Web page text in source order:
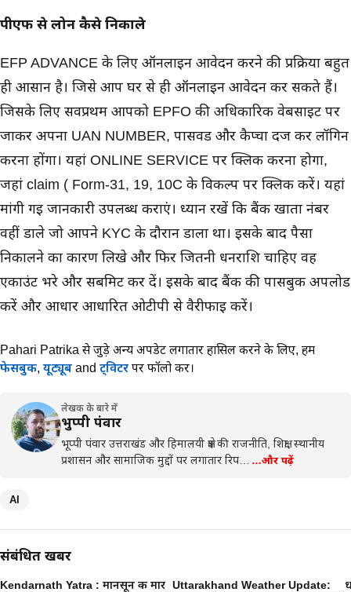
पीएफ से लोन कैसे निकाले
EFP ADVANCE के लिए ऑनलाइन आवेदन करने की प्रक्रिया बहुत
ही आसान है। जिसे आप घर से ही ऑनलाइन आवेदन कर सकते हैं।
जिसके लिए सर्वप्रथम आपको EPFO की अधिकारिक वेबसाइट पर
जाकर अपना UAN NUMBER, पासवर्ड और कैप्चा दर्ज कर लॉगिन
करना होंगा। यहां ONLINE SERVICE पर क्लिक करना होगा,
जहां claim ( Form-31, 19, 10C के विकल्प पर क्लिक करें। यहां
मांगी गई जानकारी उपलब्ध कराएं। ध्यान रखें कि बैंक खाता नंबर
वहीं डाले जो आपने KYC के दौरान डाला था। इसके बाद पैसा
निकालने का कारण लिखे और फिर जितनी धनराशि चाहिए वह
एकाउंट भरे और सबमिट कर दें। इसके बाद बैंक की पासबुक अपलोड
करें और आधार आधारित ओटीपी से वैरीफाई करें।
Pahari Patrika से जुड़े अन्य अपडेट लगातार हासिल करने के लिए, हमें
फेसबुक, यूट्यूब and ट्विटर पर फॉलो करें।
लेखक के बारे में
भुप्पी पंवार
भूप्पी पंवार उत्तराखंड और हिमालयी क्षेत्र की राजनीति, शिक्षा, स्थानीय
प्रशासन और सामाजिक मुद्दों पर लगातार रिप…
…और पढ़ें
AI
संबंधित खबरें
Kendarnath Yatra : मानसून की मार Uttarakhand Weather Update: